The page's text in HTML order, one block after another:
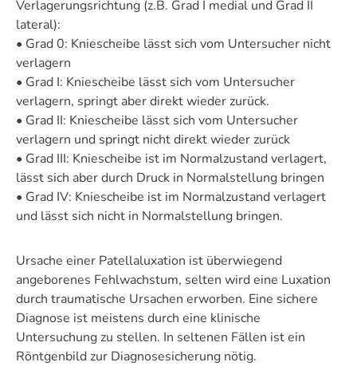
Verlagerungsrichtung (z.B. Grad I medial und Grad II
lateral):
• Grad 0: Kniescheibe lässt sich vom Untersucher nicht
verlagern
• Grad I: Kniescheibe lässt sich vom Untersucher
verlagern, springt aber direkt wieder zurück.
• Grad II: Kniescheibe lässt sich vom Untersucher
verlagern und springt nicht direkt wieder zurück
• Grad III: Kniescheibe ist im Normalzustand verlagert,
lässt sich aber durch Druck in Normalstellung bringen
• Grad IV: Kniescheibe ist im Normalzustand verlagert
und lässt sich nicht in Normalstellung bringen.
Ursache einer Patellaluxation ist überwiegend
angeborenes Fehlwachstum, selten wird eine Luxation
durch traumatische Ursachen erworben. Eine sichere
Diagnose ist meistens durch eine klinische
Untersuchung zu stellen. In seltenen Fällen ist ein
Röntgenbild zur Diagnosesicherung nötig.